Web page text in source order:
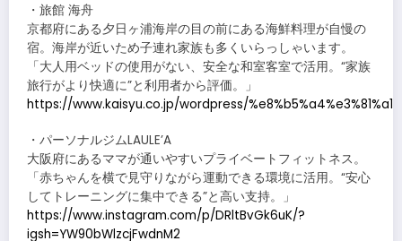
・旅館 海舟
京都府にある夕日ヶ浦海岸の目の前にある海鮮料理が自慢の
宿。海岸が近いため子連れ家族も多くいらっしゃいます。
「大人用ベッドの使用がない、安全な和室客室で活用。“家族
旅行がより快適に”と利用者から評価。」
https://www.kaisyu.co.jp/wordpress/
・パーソナルジムLAULE’A
大阪府にあるママが通いやすいプライベートフィットネス。
「赤ちゃんを横で見守りながら運動できる環境に活用。“安心
してトレーニングに集中できる”と高い支持。」
https://www.instagram.com/p/DRltBvGk6uK/?
igsh=YW90bWlzcjFwdnM2